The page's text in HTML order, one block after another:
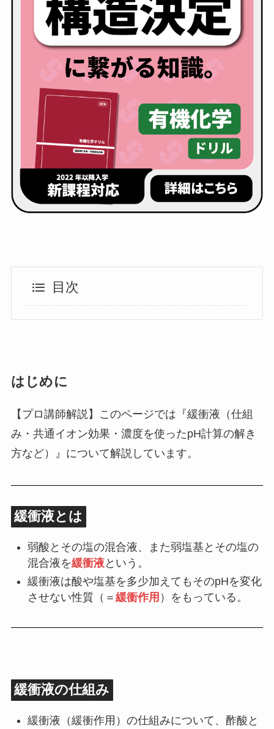
目次
はじめに
【プロ講師解説】このページでは『緩衝液（仕組
み・共通イオン効果・濃度を使ったpH計算の解き
方など）』について解説しています。
緩衝液とは
弱酸とその塩の混合液、また弱塩基とその塩の
混合液を緩衝液という。
緩衝液は酸や塩基を多少加えてもそのpHを変化
させない性質（＝ 緩衝作用 ）をもっている。
緩衝液の仕組み
緩衝液（緩衝作用）の仕組みについて、酢酸と